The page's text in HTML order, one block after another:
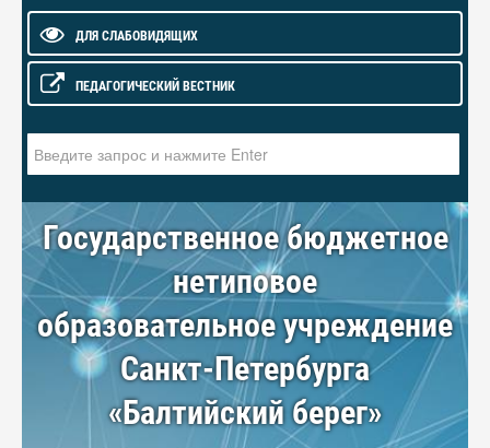
ДЛЯ СЛАБОВИДЯЩИХ
ПЕДАГОГИЧЕСКИЙ ВЕСТНИК
Государственное бюджетное
нетиповое
образовательное учреждение
Санкт-Петербурга
«Балтийский берег»